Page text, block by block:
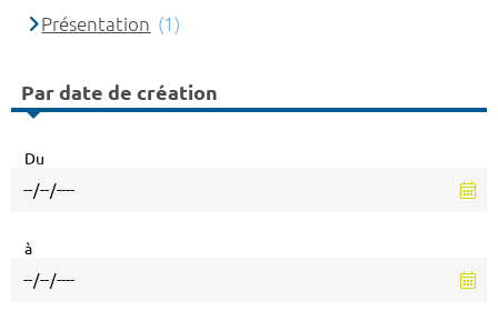
Présentation (1)
Par date de création
Du
à